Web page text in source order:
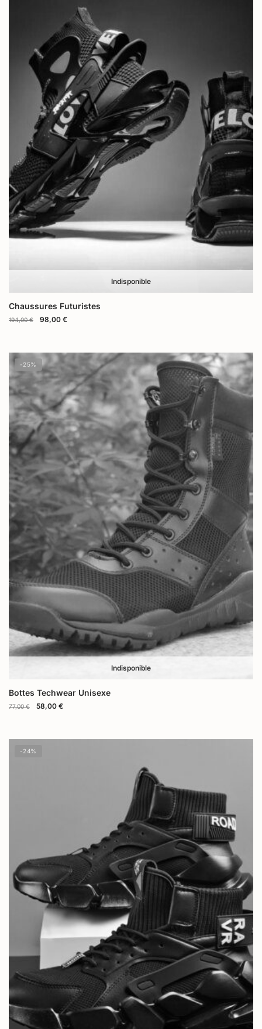
Indisponible
Chaussures Futuristes
194,00€ 98,00 €
-25%
Indisponible
Bottes Techwear Unisexe
77,00€ 58,00 €
-24%